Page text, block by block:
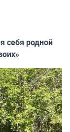
себя родной